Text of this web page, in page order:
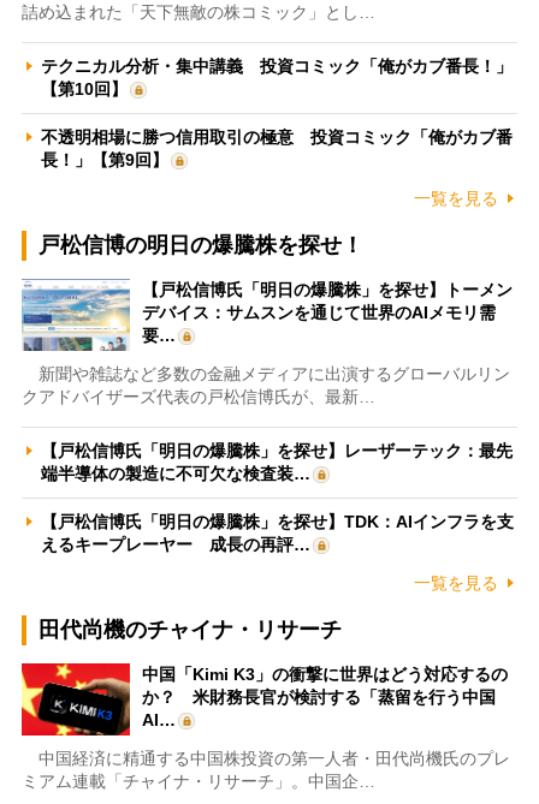
詰め込まれた「天下無敵の株コミック」とし…
テクニカル分析・集中講義 投資コミック「俺がカブ番長！」
【第10回】
不透明相場に勝つ信用取引の極意 投資コミック「俺がカブ番
長！」【第9回】
一覧を見る
戸松信博の明日の爆騰株を探せ！
【戸松信博氏「明日の爆騰株」を探せ】トーメン
デバイス：サムスンを通じて世界のAIメモリ需
要…
新聞や雑誌など多数の金融メディアに出演するグローバルリン
クアドバイザーズ代表の戸松信博氏が、最新…
【戸松信博氏「明日の爆騰株」を探せ】レーザーテック：最先
端半導体の製造に不可欠な検査装…
【戸松信博氏「明日の爆騰株」を探せ】TDK：AIインフラを支
えるキープレーヤー 成長の再評…
一覧を見る
田代尚機のチャイナ・リサーチ
中国「Kimi K3」の衝撃に世界はどう対応するの
か？ 米財務長官が検討する「蒸留を行う中国
AI…
中国経済に精通する中国株投資の第一人者・田代尚機氏のプレ
ミアム連載「チャイナ・リサーチ」。中国企…